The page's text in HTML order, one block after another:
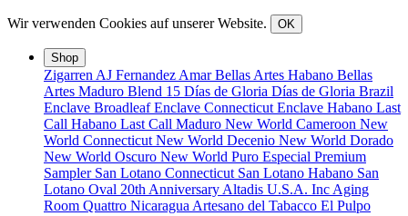
Wir verwenden Cookies auf unserer Website. OK
Shop
Zigarren AJ Fernandez AmarBellas Artes Habano Bellas
Artes Maduro Blend 15 Días de Gloria Días de Gloria Brazil
Enclave BroadleafEnclave Connecticut Enclave Habano Last
Call Habano Last Call Maduro New World Cameroon New
World Connecticut New World Decenio New World Dorado
New World Oscuro New World Puro Especial Premium
Sampler San Lotano Connecticut San Lotano Habano San
Lotano Oval 20th Anniversary Altadis U.S.A. Inc Aging
Room Quattro Nicaragua Artesano del Tabacco El Pulpo